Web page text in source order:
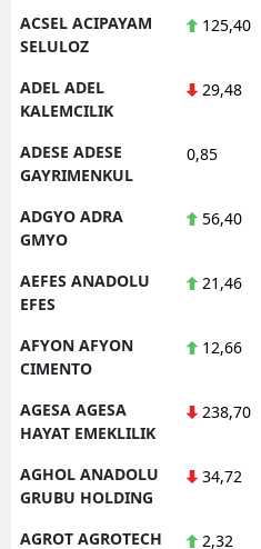
ACSEL ACIPAYAM
SELULOZ
125,40
ADEL ADEL
KALEMCILIK
29,48
ADESE ADESE
GAYRIMENKUL
0,85
ADGYO ADRA
GMYO
56,40
AEFES ANADOLU
EFES
21,46
AFYON AFYON
CIMENTO
12,66
AGESA AGESA
HAYAT EMEKLILIK
238,70
AGHOL ANADOLU
GRUBU HOLDING
34,72
AGROT AGROTECH
2,32